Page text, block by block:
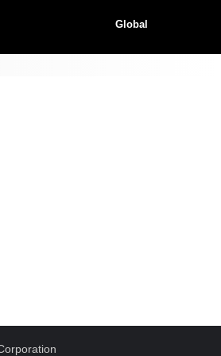
Global